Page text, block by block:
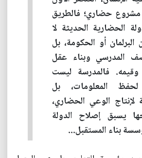
حضاري؛ فالطريق
الحضارية الحديثة لا
البرلمان أو الحكومة، بل
المدرسي وبناء عقل
فالمدرسة ليست
لحفظ المعلومات، بل
الوعي الحضاري،
يسبق إصلاح الدولة
بناء المستقبل...